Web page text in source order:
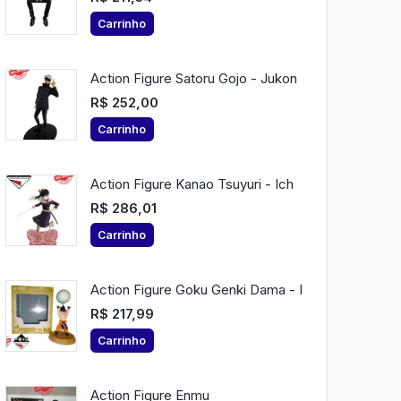
Carrinho
Action Figure Satoru Gojo - Jukon
R$ 252,00
Carrinho
Action Figure Kanao Tsuyuri - Ich
R$ 286,01
Carrinho
Action Figure Goku Genki Dama - I
R$ 217,99
Carrinho
Action Figure Enmu